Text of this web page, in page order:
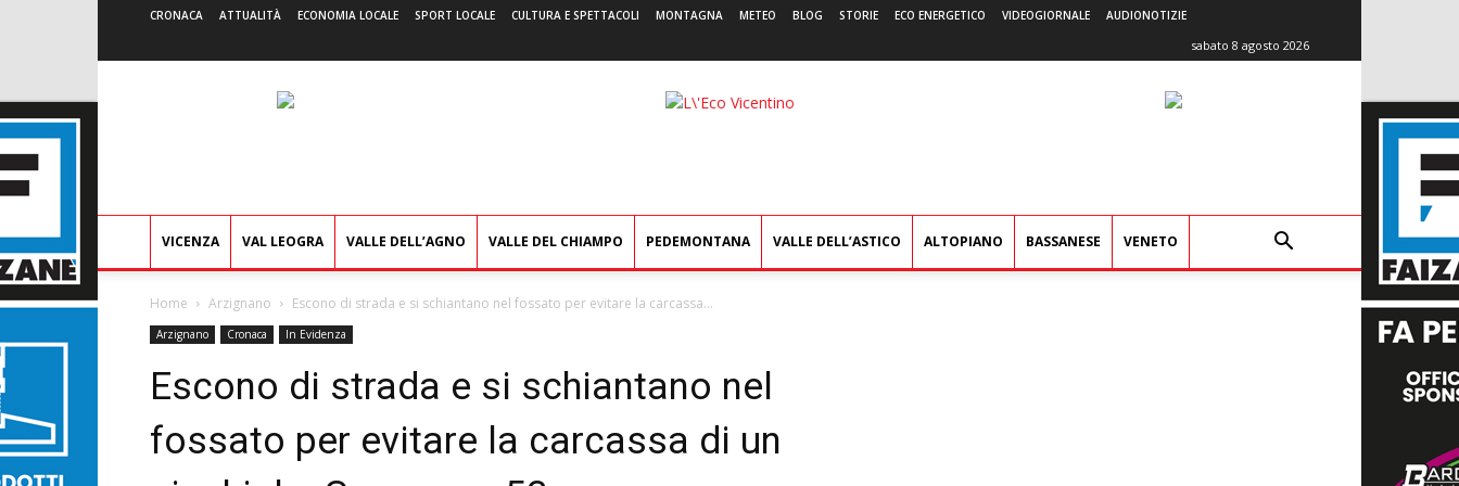
CRONACA ATTUALITÀ ECONOMIA LOCALE SPORT LOCALE CULTURA E SPETTACOLI MONTAGNA METEO BLOG STORIE ECO ENERGETICO VIDEOGIORNALE AUDIONOTIZIE
sabato 8 agosto 2026
L'Eco
VICENZA VAL LEOGRA VALLE DELL’AGNO VALLE DEL CHIAMPO PEDEMONTANA VALLE DELL’ASTICO ALTOPIANO BASSANESE VENETO
Home Arzignano Escono di strada e si schiantano nel fossato per evitare la carcassa...
Arzignano Cronaca In Evidenza
Escono di strada e si schiantano nel
fossato per evitare la carcassa di un